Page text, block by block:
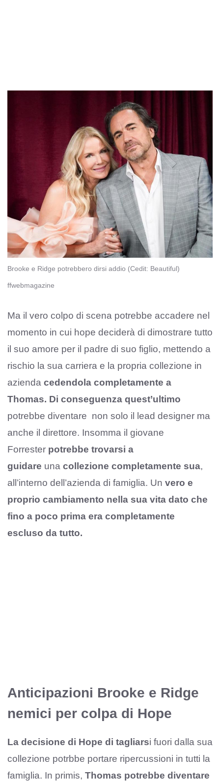
Brooke e Ridge potrebbero dirsi addio (Cedit: Beautiful)
ffwebmagazine
Ma il vero colpo di scena potrebbe accadere nel
momento in cui hope deciderà di dimostrare tutto
il suo amore per il padre di suo figlio, mettendo a
rischio la sua carriera e la propria collezione in
azienda cedendola completamente a
Thomas. Di conseguenza quest’ultimo
potrebbe diventare non solo il lead designer ma
anche il direttore. Insomma il giovane
Forrester potrebbe trovarsi a
guidare una collezione completamente sua,
all’interno dell’azienda di famiglia. Un vero e
proprio cambiamento nella sua vita dato che
fino a poco prima era completamente
escluso da tutto.
Anticipazioni Brooke e Ridge
nemici per colpa di Hope
La decisione di Hope di tagliarsi fuori dalla sua
collezione potrbbe portare ripercussioni in tutti la
famiglia. In primis, Thomas potrebbe diventare